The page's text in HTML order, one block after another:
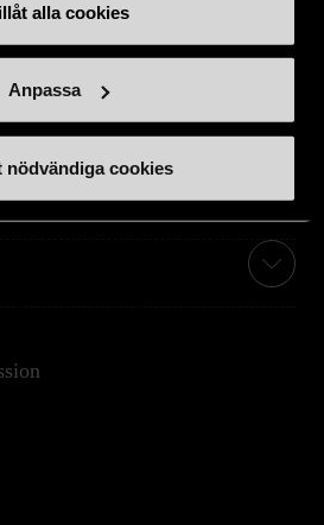
alla cookies
Anpassa
nödvändiga cookies